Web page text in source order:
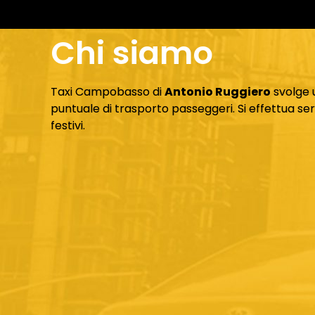
Chi siamo
Taxi Campobasso diAntonio Ruggiero svolge
puntuale di trasporto passeggeri. Si effettua
festivi.